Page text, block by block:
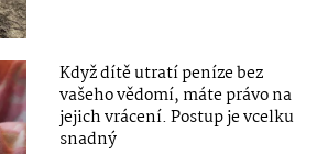
Když dítě utratí peníze bez
vašeho vědomí, máte právo na
jejich vrácení. Postup je vcelku
snadný